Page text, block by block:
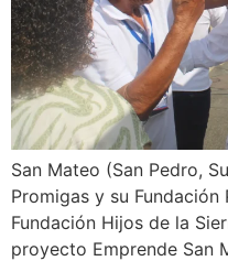
San Mateo (San Pedro,
Promigas y su
Fundación Hijos de la
proyecto Emprende San